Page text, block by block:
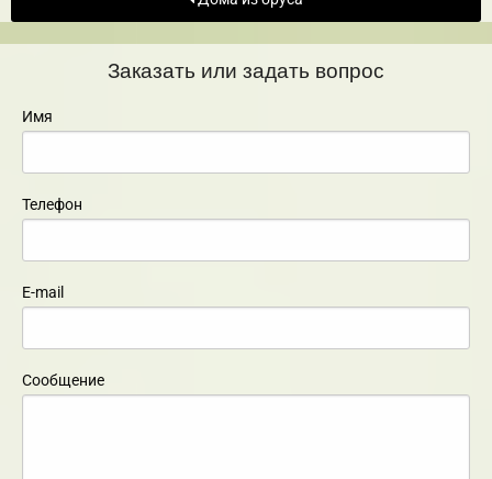
Заказать или задать вопрос
Имя
Телефон
E-mail
Сообщение